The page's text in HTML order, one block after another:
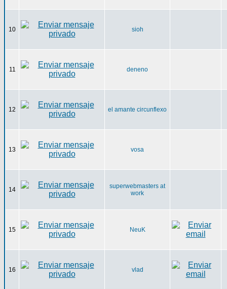
10 sioh
11 deneno
12 el amante circunflexo
13 vosa
14
superwebmasters at
work
15 NeuK
16 vlad